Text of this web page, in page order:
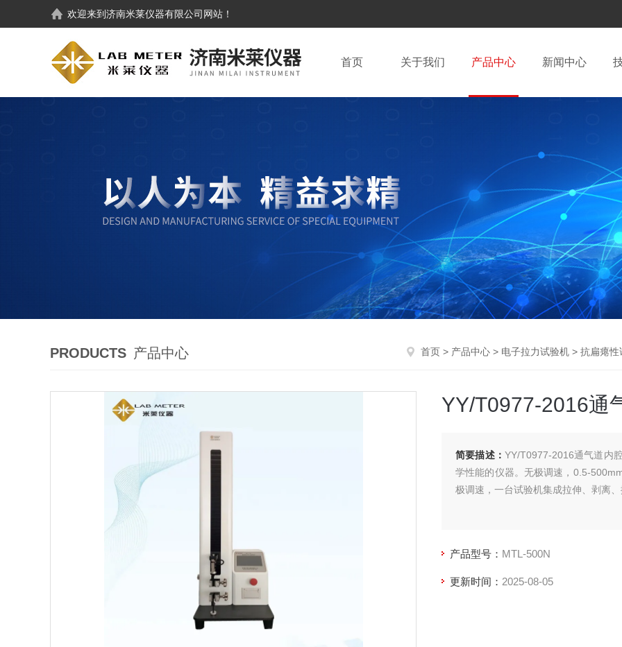
欢迎来到济南米莱仪器有限公司 网站！
首页 关于我们 产品中心 新闻中心
PRODUCTS 产品中心 首页 > 产品中心 > 电子拉力试验机 > 抗扁瘪性
YY/T0977-2016通
简要描述： YY/T0977-2016通气道内
学性能的仪器。无极调速，0.5-
极调速，一台试验机集成拉伸、剥离
产品型号： MTL-500N
更新时间： 2025-08-05